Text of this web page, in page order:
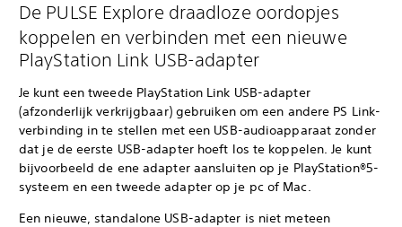
De PULSE Explore draadloze oordopjes
koppelen en verbinden met een nieuwe
PlayStation Link USB-adapter
Je kunt een tweede PlayStation Link USB-adapter
(afzonderlijk verkrijgbaar) gebruiken om een andere PS Link-
verbinding in te stellen met een USB-audioapparaat zonder
dat je de eerste USB-adapter hoeft los te koppelen. Je kunt
bijvoorbeeld de ene adapter aansluiten op je PlayStation®5-
systeem en een tweede adapter op je pc of Mac.
Een nieuwe, standalone USB-adapter is niet meteen